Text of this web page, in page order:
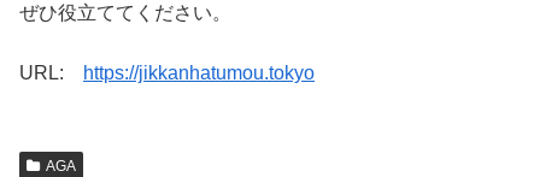
ぜひ役立ててください。
URL: https://jikkanhatumou.tokyo
AGA